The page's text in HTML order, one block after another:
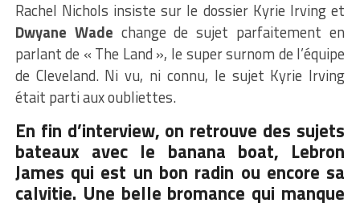
Rachel Nichols insiste sur le dossier Kyrie Irving et
Dwyane Wade change de sujet parfaitement en
parlant de « The Land », le super surnom de l’équipe
de Cleveland. Ni vu, ni connu, le sujet Kyrie Irving
était parti aux oubliettes.
En fin d’interview, on retrouve des sujets
bateaux avec le banana boat, Lebron
James qui est un bon radin ou encore sa
calvitie. Une belle bromance qui manque